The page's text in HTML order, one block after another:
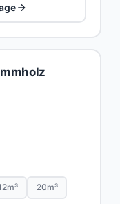
20m³